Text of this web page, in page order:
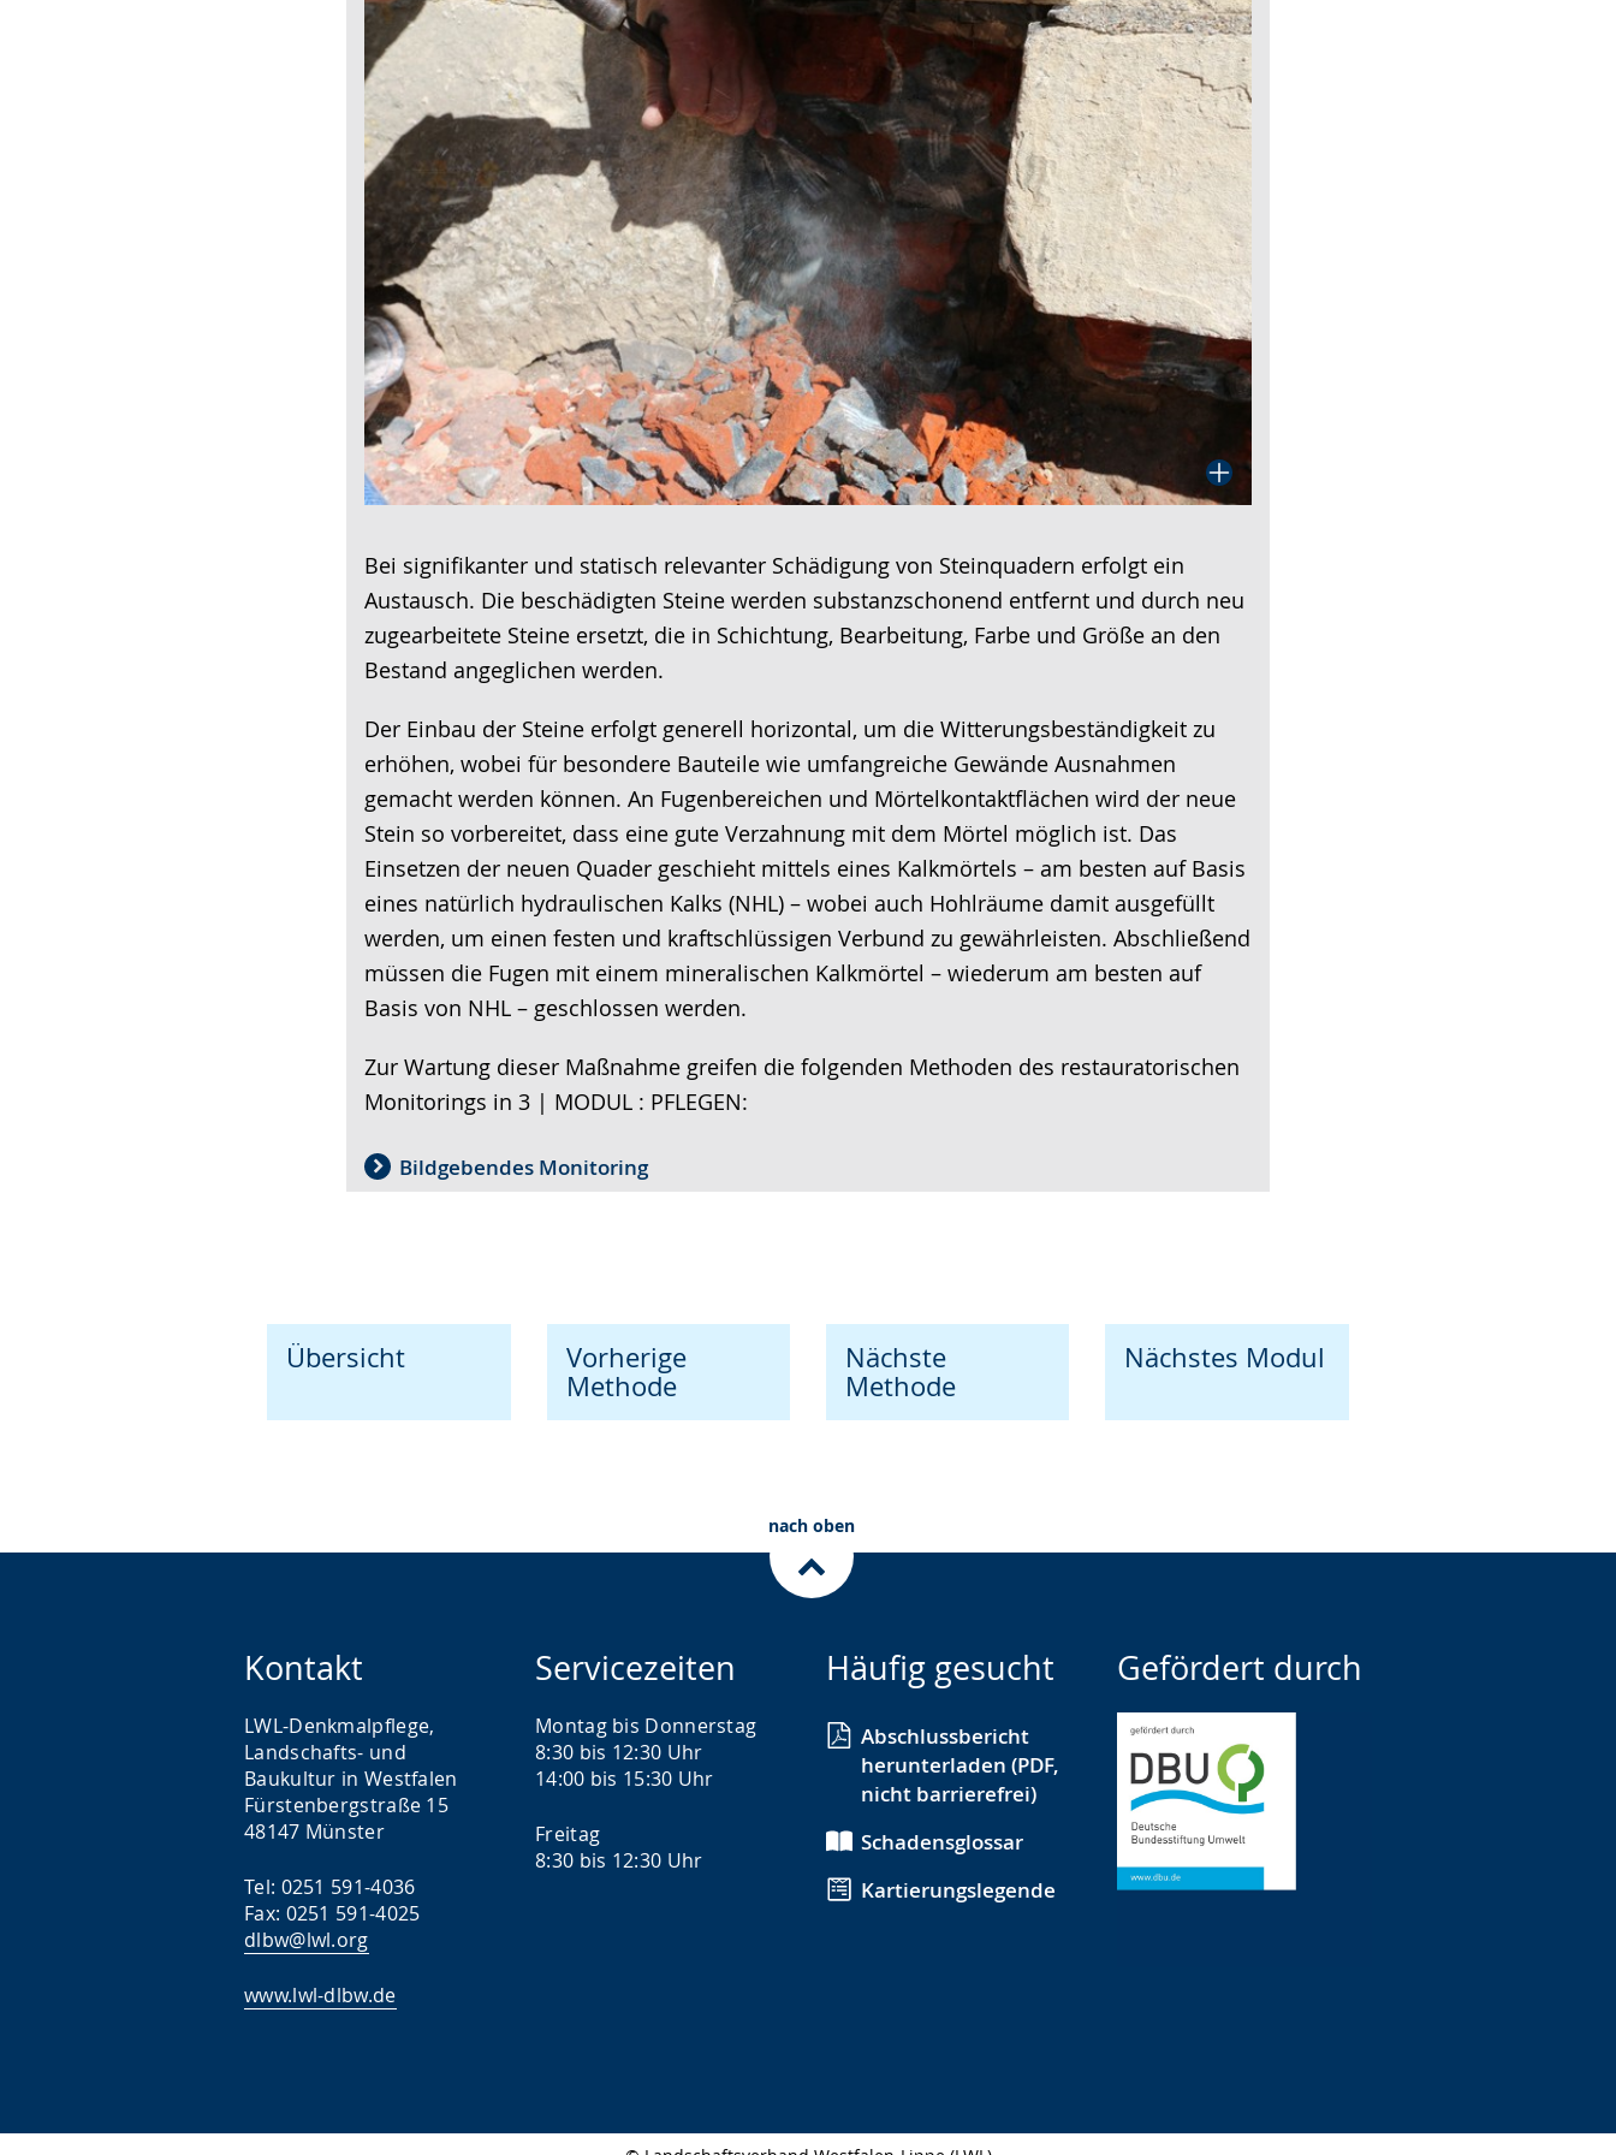
Bei signifikanter und statisch relevanter Schädigung von Steinquadern erfolgt ein
Austausch. Die beschädigten Steine werden substanzschonend entfernt und durch neu
zugearbeitete Steine ersetzt, die in Schichtung, Bearbeitung, Farbe und Größe an den
Bestand angeglichen werden.
Der Einbau der Steine erfolgt generell horizontal, um die Witterungsbeständigkeit zu
erhöhen, wobei für besondere Bauteile wie umfangreiche Gewände Ausnahmen
gemacht werden können. An Fugenbereichen und Mörtelkontaktflächen wird der neue
Stein so vorbereitet, dass eine gute Verzahnung mit dem Mörtel möglich ist. Das
Einsetzen der neuen Quader geschieht mittels eines Kalkmörtels – am besten auf Basis
eines natürlich hydraulischen Kalks (NHL) – wobei auch Hohlräume damit ausgefüllt
werden, um einen festen und kraftschlüssigen Verbund zu gewährleisten. Abschließend
müssen die Fugen mit einem mineralischen Kalkmörtel – wiederum am besten auf
Basis von NHL – geschlossen werden.
Zur Wartung dieser Maßnahme greifen die folgenden Methoden des restauratorischen
Monitorings in 3 | MODUL : PFLEGEN:
Bildgebendes Monitoring
Übersicht
Vorherige
Methode
Nächste
Methode
Nächstes Modul
nach oben
Kontakt
LWL-Denkmalpflege,
Landschafts- und
Baukultur in Westfalen
Fürstenbergstraße 15
48147 Münster
Tel: 0251 591-4036
Fax: 0251 591-4025
dlbw@lwl.org
www.lwl-dlbw.de
Servicezeiten
Montag bis Donnerstag
8:30 bis 12:30 Uhr
14:00 bis 15:30 Uhr
Freitag
8:30 bis 12:30 Uhr
Häufig gesucht
Abschlussbericht
herunterladen (PDF,
nicht barrierefrei)
Schadensglossar
Kartierungslegende
Gefördert durch